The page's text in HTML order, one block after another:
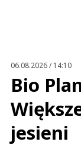
06.08.2026 / 14:10
Bio
jesieni